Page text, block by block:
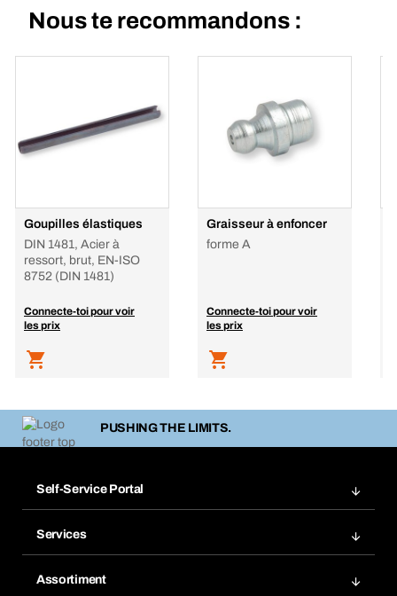
Nous te recommandons :
Goupilles élastiques
DIN 1481, Acier à
ressort, brut, EN-ISO
8752 (DIN 1481)
Connecte-toi pour voir
les prix
Graisseur à enfoncer
forme A
Connecte-toi pour voir
les prix
PUSHING THE LIMITS.
Self-Service Portal
Listes de commande
Services
Assortiment